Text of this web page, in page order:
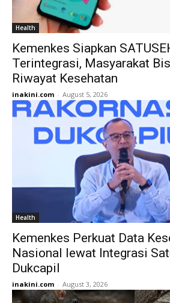
Health
Kemenkes Siapkan
Terintegrasi, Masyarakat
Riwayat Kesehatan
inakini.com - August 5, 2026
Health
Kemenkes Perkuat Data
Nasional lewat Integrasi
Dukcapil
inakini.com - August 3, 2026